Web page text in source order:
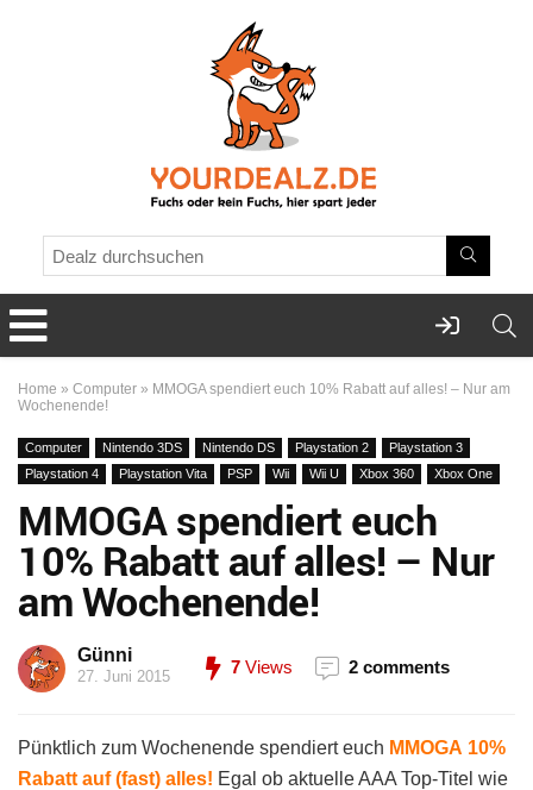
Home » Computer » MMOGA spendiert euch 10% Rabatt auf alles! – Nur am
Wochenende!
Computer Nintendo 3DS Nintendo DS Playstation 2
Playstation 3
Playstation 4
Playstation Vita PSP Wii Wii U Xbox 360 Xbox One
MMOGA spendiert euch
10% Rabatt auf alles! – Nur
am Wochenende!
Günni
27. Juni 2015 7 Views 2 comments
Pünktlich zum Wochenende spendiert euch MMOGA 10%
Rabatt auf (fast) alles! Egal ob aktuelle AAA Top-Titel wie